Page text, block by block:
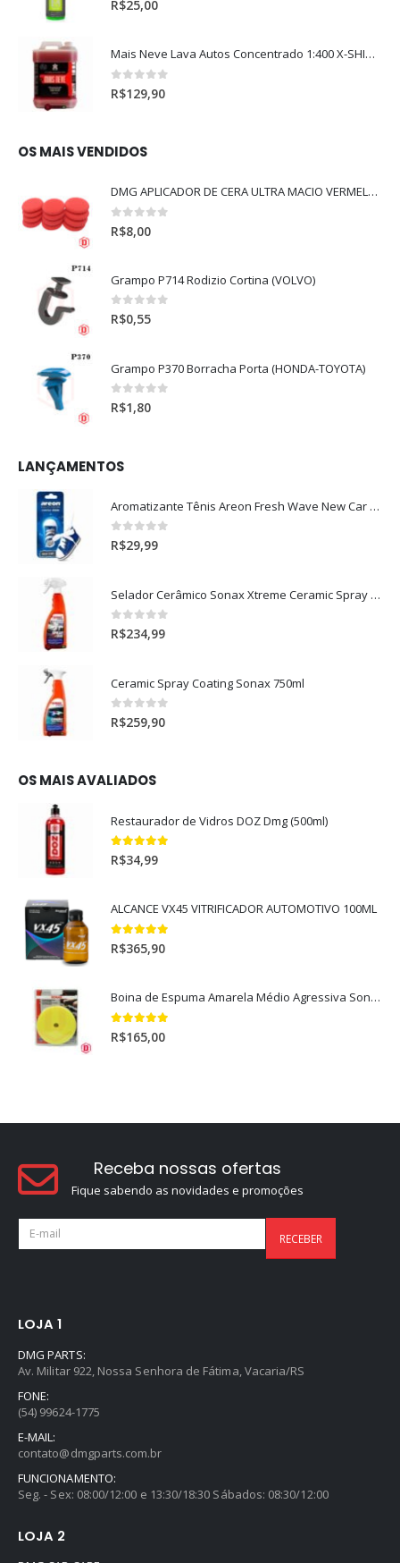
R$25,00
Mais Neve Lava Autos Concentrado 1:400 X-SHINE 5Litros
0 out of 5
R$129,90
OS MAIS VENDIDOS
DMG APLICADOR DE CERA ULTRA MACIO VERMELHO l
0 out of 5
R$8,00
Grampo P714 Rodizio Cortina (VOLVO)
0out of 5
R$0,55
Grampo P370 Borracha Porta (HONDA-TOYOTA)
0out of 5
R$1,80
LANÇAMENTOS
Aromatizante Tênis Areon Fresh Wave New Car / Carro Novo
0out of 5
R$29,99
Selador Cerâmico Sonax Xtreme Ceramic Spray + Seal (750ml)
0out of 5
R$234,99
Ceramic Spray Coating Sonax 750ml
0out of 5
R$259,90
OS MAIS AVALIADOS
Restaurador de Vidros DOZ Dmg (500ml)
5.00out of 5
R$34,99
ALCANCE VX45 VITRIFICADOR AUTOMOTIVO 100ML
5.00out of 5
R$365,90
Boina de Espuma Amarela Médio Agressiva Sonax (5")
5.00out of 5
R$165,00
Receba nossas ofertas
Fique sabendo as novidades e promoções
LOJA 1
DMG PARTS:
Av. Militar 922, Nossa Senhora de Fátima, Vacaria/RS
FONE:
(54) 99624-1775
E-MAIL:
contato@dmgparts.com.br
FUNCIONAMENTO:
Seg. - Sex: 08:00/12:00 e 13:30/18:30 Sábados: 08:30/12:00
LOJA 2